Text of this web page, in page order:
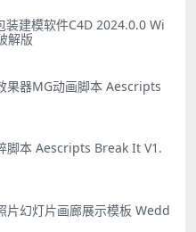
装建模软件C4D 2024.0.0 Wi
解版
果器MG动画脚本 Aescripts
脚本 Aescripts Break It V1.
片幻灯片画廊展示模板 Wedd